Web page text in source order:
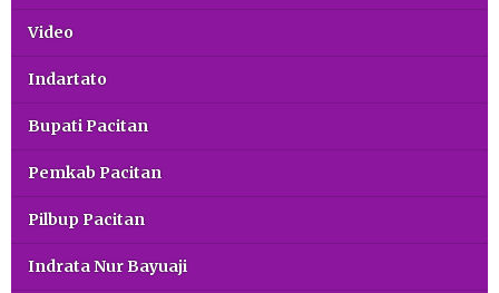
Video
Indartato
Bupati Pacitan
Pemkab Pacitan
Pilbup Pacitan
Indrata Nur Bayuaji